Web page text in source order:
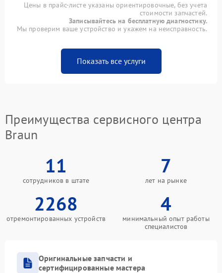
Цены в прайс-листе указаны ориентировочные, без учета
стоимости запчастей.
Записывайтесь на бесплатную диагностику.
Мы проверим ваше устройство и укажем на неисправность.
Показать все услуги
Преимущества сервисного центра
Braun
11
сотрудников в штате
7
лет на рынке
2268
отремонтированных устройств
4
минимальный опыт работы
специалистов
Оригинальные запчасти и
сертифицированные мастера